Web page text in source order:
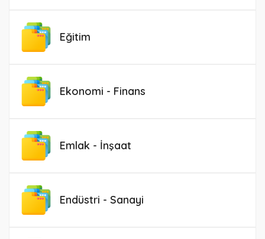
Eğitim
Ekonomi - Finans
Emlak - İnşaat
Endüstri - Sanayi